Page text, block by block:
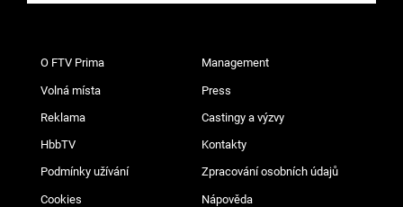
O FTV Prima Management
Volná místa Press
Reklama Castingy a výzvy
HbbTV Kontakty
Podmínky užívání Zpracování osobních údajů
Cookies Nápověda